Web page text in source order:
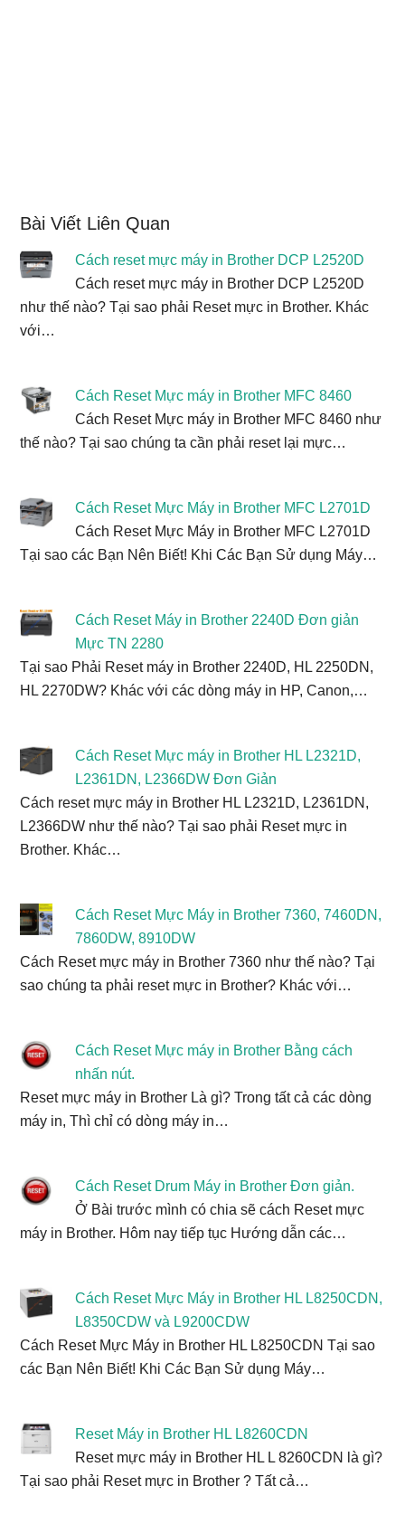
Bài Viết Liên Quan
Cách reset mực máy in Brother DCP L2520D
Cách reset mực máy in Brother DCP L2520D
như thế nào? Tại sao phải Reset mực in Brother. Khác
với…
Cách Reset Mực máy in Brother MFC 8460
Cách Reset Mực máy in Brother MFC 8460 như
thế nào? Tại sao chúng ta cần phải reset lại mực…
Cách Reset Mực Máy in Brother MFC L2701D
Cách Reset Mực Máy in Brother MFC L2701D
Tại sao các Bạn Nên Biết! Khi Các Bạn Sử dụng Máy…
Cách Reset Máy in Brother 2240D Đơn giản
Mực TN 2280
Tại sao Phải Reset máy in Brother 2240D, HL 2250DN,
HL 2270DW? Khác với các dòng máy in HP, Canon,…
Cách Reset Mực máy in Brother HL L2321D,
L2361DN, L2366DW Đơn Giản
Cách reset mực máy in Brother HL L2321D, L2361DN,
L2366DW như thế nào? Tại sao phải Reset mực in
Brother. Khác…
Cách Reset Mực Máy in Brother 7360, 7460DN,
7860DW, 8910DW
Cách Reset mực máy in Brother 7360 như thế nào? Tại
sao chúng ta phải reset mực in Brother? Khác với…
Cách Reset Mực máy in Brother Bằng cách
nhấn nút.
Reset mực máy in Brother Là gì? Trong tất cả các dòng
máy in, Thì chỉ có dòng máy in…
Cách Reset Drum Máy in Brother Đơn giản.
Ở Bài trước mình có chia sẽ cách Reset mực
máy in Brother. Hôm nay tiếp tục Hướng dẫn các…
Cách Reset Mực Máy in Brother HL L8250CDN,
L8350CDW và L9200CDW
Cách Reset Mực Máy in Brother HL L8250CDN Tại sao
các Bạn Nên Biết! Khi Các Bạn Sử dụng Máy…
Reset Máy in Brother HL L8260CDN
Reset mực máy in Brother HL L 8260CDN là gì?
Tại sao phải Reset mực in Brother ? Tất cả…